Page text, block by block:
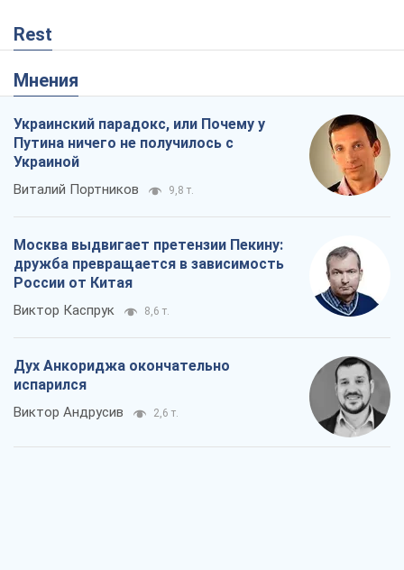
Rest
Мнения
Украинский парадокс, или Почему у
Путина ничего не получилось с
Украиной
Виталий Портников 9,8 т.
Москва выдвигает претензии Пекину:
дружба превращается в зависимость
России от Китая
Виктор Каспрук 8,6 т.
Дух Анкориджа окончательно
испарился
Виктор Андрусив 2,6 т.